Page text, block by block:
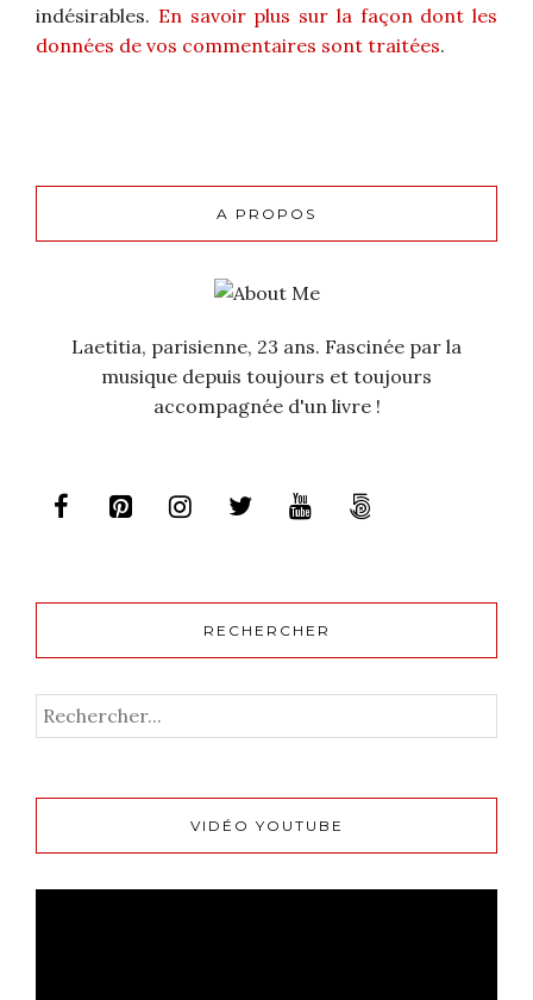
indésirables. En savoir plus sur la façon dont les
données de vos commentaires sont traitées.
A PROPOS
Laetitia, parisienne, 23 ans. Fascinée par la
musique depuis toujours et toujours
accompagnée d'un livre !
RECHERCHER
VIDÉO YOUTUBE